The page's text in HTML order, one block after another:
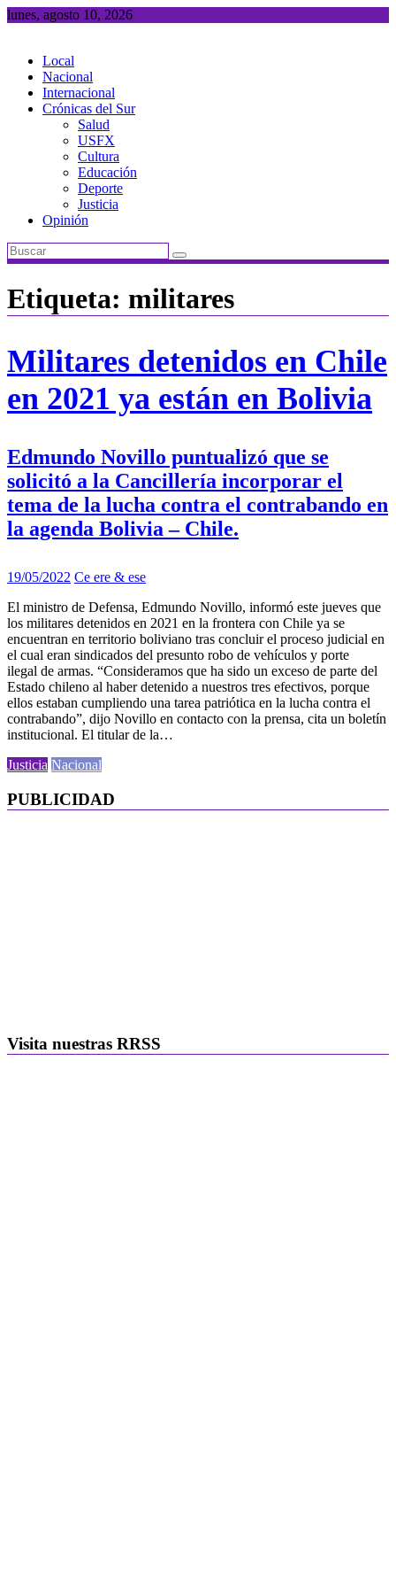
Saltar
lunes, agosto 10, 2026
Local
Nacional
Internacional
Crónicas del Sur
Salud
USFX
Cultura
Educación
Deporte
Justicia
Opinión
Etiqueta: militares
Militares detenidos en Chile
en 2021 ya están en Bolivia
Edmundo Novillo puntualizó que se
solicitó a la Cancillería incorporar el
tema de la lucha contra el contrabando en
la agenda Bolivia – Chile.
19/05/2022 Ce ere & ese
El ministro de Defensa, Edmundo Novillo, informó este jueves que
los militares detenidos en 2021 en la frontera con Chile ya se
encuentran en territorio boliviano tras concluir el proceso judicial en
el cual eran sindicados del presunto robo de vehículos y porte
ilegal de armas. “Consideramos que ha sido un exceso de parte del
Estado chileno al haber detenido a nuestros tres efectivos, porque
ellos estaban cumpliendo una tarea patriótica en la lucha contra el
contrabando”, dijo Novillo en contacto con la prensa, cita un boletín
institucional. El titular de la…
Justicia Nacional
PUBLICIDAD
Visita nuestras RRSS